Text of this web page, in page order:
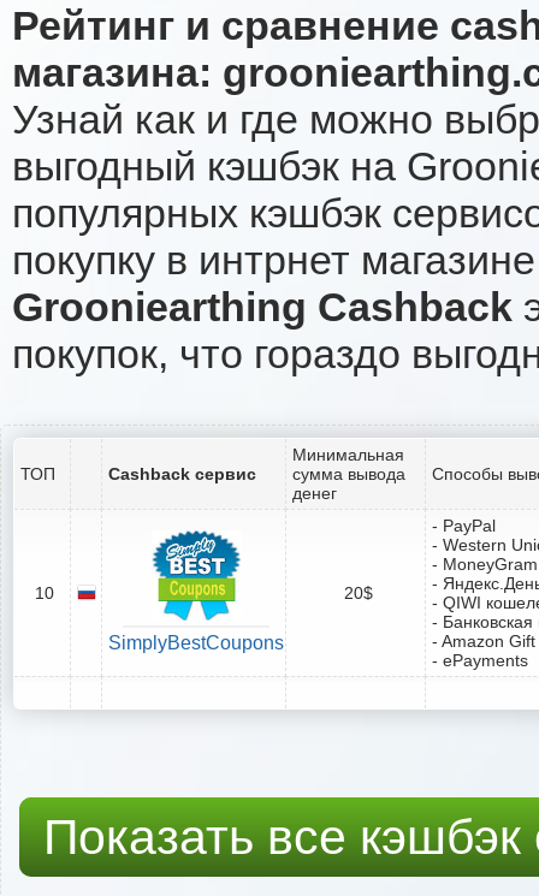
Рейтинг и сравнение
магазина:
Узнай как и где можно
выгодный кэшбэк на
популярных кэшбэк
покупку в интрнет
Grooniearthing Cashback
покупок, что гораздо
ТОП Cashback сервис
Минимальная
сумма вывода
денег
Способы
10
SimplyBestCoupons
20$
- PayPal
- Western
- MoneyGram
-
- QIWI
-
- Amazon
- ePayments
Показать все